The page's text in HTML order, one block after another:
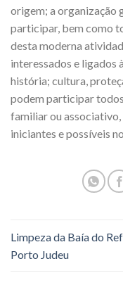
origem; a organização
participar, bem como
desta moderna
interessados e ligados
história; cultura,
podem participar
familiar ou associativo,
iniciantes e possíveis
Limpeza da Baía do
Porto Judeu